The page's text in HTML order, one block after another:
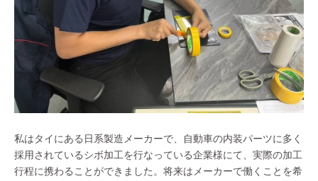
私はタイにある日系製造メーカーで、自動車の内装パーツに多く
採用されているシボ加工を行なっている企業様にて、実際の加工
行程に携わることができました。将来はメーカーで働くことを希